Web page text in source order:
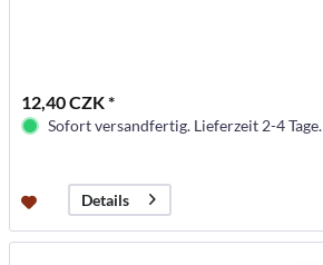
12,40 CZK *
Sofort versandfertig. Lieferzeit 2-4 Tage.
Details